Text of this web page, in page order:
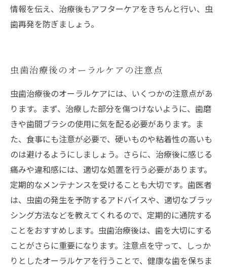
情報を伝え、治療後もアフターケアをきちんと行い、虫
歯再発を防ぎましょう。
虫歯治療後のオーラルケアの注意点
虫歯治療後のオーラルケアには、いくつかの注意点があ
ります。まず、治療した部分を傷つけないように、歯磨
きや歯間ブラシの使用に気を配る必要があります。ま
た、食事にも注意が必要で、硬いものや粘着性の高いも
のは避けるようにしましょう。さらに、治療後に感じる
痛みや違和感には、適切な処置を行う必要があります。
定期的なメンテナンスを受けることも大切です。歯医者
は、虫歯の発生を予防するアドバイスや、適切なブラッ
シング方法などを教えてくれるので、定期的に通院する
ことをおすすめします。虫歯治療後は、歯を大切にする
ことがさらに重要になります。注意点を守って、しっか
りとしたオーラルケアを行うことで、健康な歯を保ちま